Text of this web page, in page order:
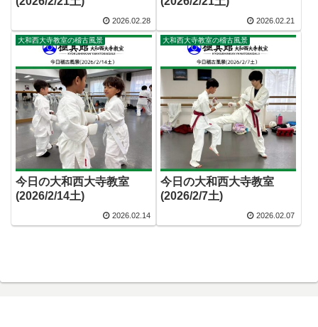
2026.02.28 2026.02.21
大和西大寺教室の稽古風景
今日の大和西大寺教室
(2026/2/14土)
2026.02.14
大和西大寺教室の稽古風景
今日の大和西大寺教室
(2026/2/7土)
2026.02.07